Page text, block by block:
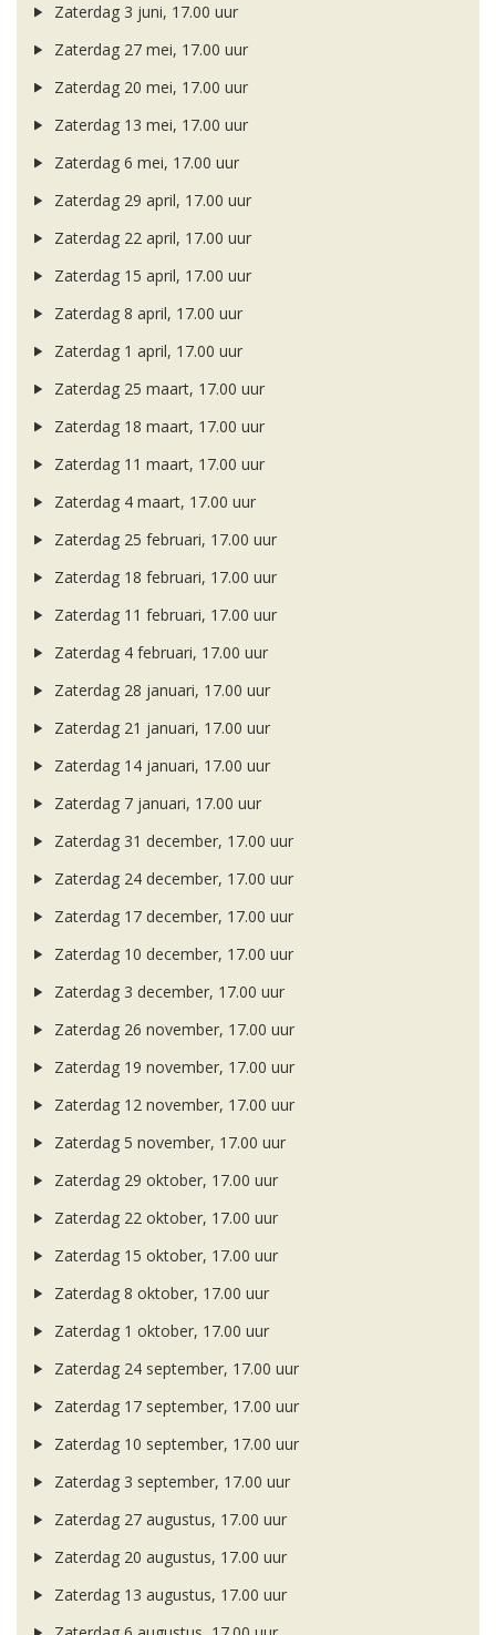
Zaterdag 3 juni, 17.00 uur
Zaterdag 27 mei, 17.00 uur
Zaterdag 20 mei, 17.00 uur
Zaterdag 13 mei, 17.00 uur
Zaterdag 6 mei, 17.00 uur
Zaterdag 29 april, 17.00 uur
Zaterdag 22 april, 17.00 uur
Zaterdag 15 april, 17.00 uur
Zaterdag 8 april, 17.00 uur
Zaterdag 1 april, 17.00 uur
Zaterdag 25 maart, 17.00 uur
Zaterdag 18 maart, 17.00 uur
Zaterdag 11 maart, 17.00 uur
Zaterdag 4 maart, 17.00 uur
Zaterdag 25 februari, 17.00 uur
Zaterdag 18 februari, 17.00 uur
Zaterdag 11 februari, 17.00 uur
Zaterdag 4 februari, 17.00 uur
Zaterdag 28 januari, 17.00 uur
Zaterdag 21 januari, 17.00 uur
Zaterdag 14 januari, 17.00 uur
Zaterdag 7 januari, 17.00 uur
Zaterdag 31 december, 17.00 uur
Zaterdag 24 december, 17.00 uur
Zaterdag 17 december, 17.00 uur
Zaterdag 10 december, 17.00 uur
Zaterdag 3 december, 17.00 uur
Zaterdag 26 november, 17.00 uur
Zaterdag 19 november, 17.00 uur
Zaterdag 12 november, 17.00 uur
Zaterdag 5 november, 17.00 uur
Zaterdag 29 oktober, 17.00 uur
Zaterdag 22 oktober, 17.00 uur
Zaterdag 15 oktober, 17.00 uur
Zaterdag 8 oktober, 17.00 uur
Zaterdag 1 oktober, 17.00 uur
Zaterdag 24 september, 17.00 uur
Zaterdag 17 september, 17.00 uur
Zaterdag 10 september, 17.00 uur
Zaterdag 3 september, 17.00 uur
Zaterdag 27 augustus, 17.00 uur
Zaterdag 20 augustus, 17.00 uur
Zaterdag 13 augustus, 17.00 uur